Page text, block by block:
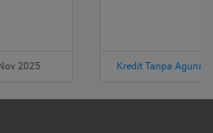
2025 Kredit Tanpa Agunan